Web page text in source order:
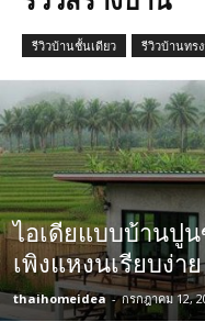
รีวิวบ้านชั้นเดียว รีวิวบ้านทร
ไอเดียแบบบ้านปู
เพิงแหงนเรียบง่าย
thaihomeidea - กรกฎาคม 12,